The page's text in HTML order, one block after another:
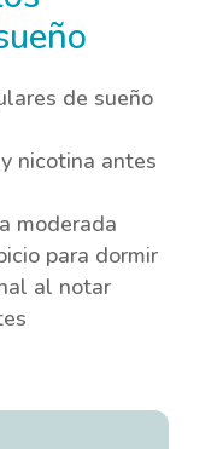
de sueño
nicotina antes
moderada
para dormir
al notar